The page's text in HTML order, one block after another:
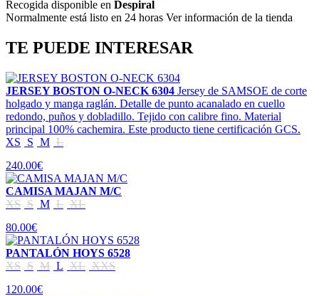
Recogida disponible en Despiral
Normalmente está listo en 24 horas Ver información de la tienda
TE PUEDE INTERESAR
JERSEY BOSTON O-NECK 6304 Jersey de SAMSOE de corte
holgado y manga raglán. Detalle de punto acanalado en cuello
redondo, puños y dobladillo. Tejido con calibre fino. Material
principal 100% cachemira. Este producto tiene certificación GCS.
XS
S M L
240.00€
CAMISA MAJAN M/C
XS S M L XL
80.00€
PANTALÓN HOYS 6528
XS S M L XL XXS
120.00€